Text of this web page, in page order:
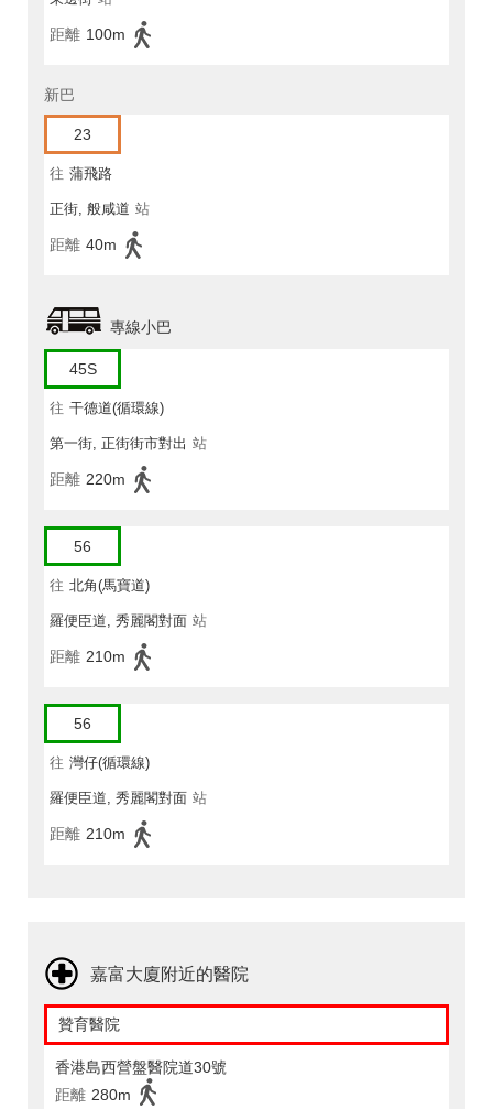
距離 100m
新巴
23
往 蒲飛路
正街, 般咸道 站
距離 40m
專線小巴
45S
往 干德道(循環線)
第一街, 正街街市對出 站
距離 220m
56
往 北角(馬寶道)
羅便臣道, 秀麗閣對面 站
距離 210m
56
往 灣仔(循環線)
羅便臣道, 秀麗閣對面 站
距離 210m
嘉富大廈附近的醫院
贊育醫院
香港島西營盤醫院道30號
距離 280m